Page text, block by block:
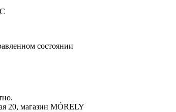
состоянии
20, магазин MÓRELY